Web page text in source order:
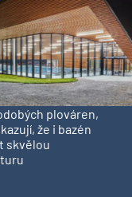
plováren,
že i bazén
skvělou